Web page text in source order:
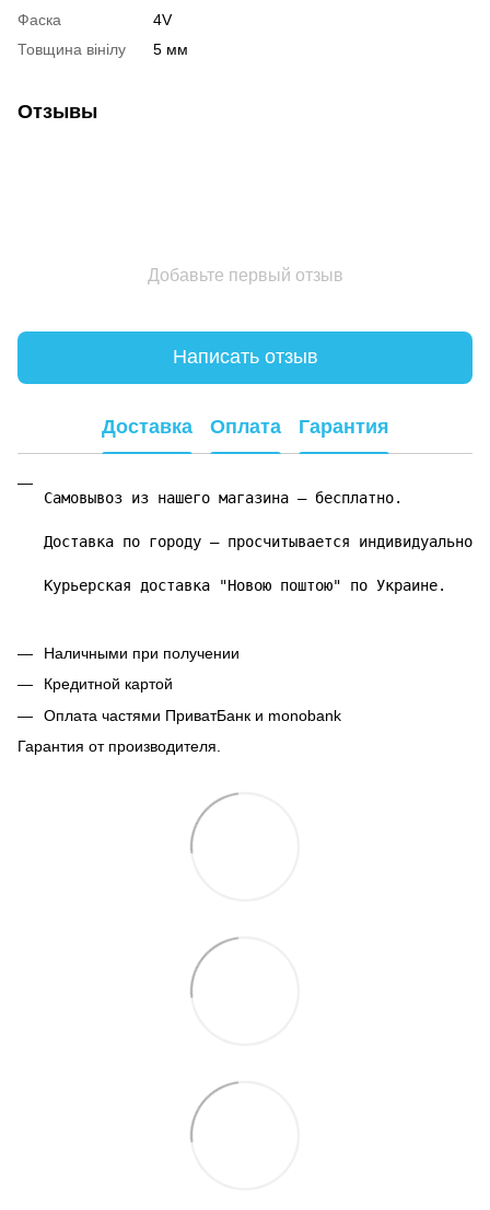
Фаска
4V
Товщина вінілу
5 мм
Отзывы
Добавьте первый отзыв
Написать отзыв
Доставка Оплата Гарантия
Самовывоз из нашего магазина – бесплатно.
Доставка по городу – просчитывается индивидуально.
Курьерская доставка "Новою поштою" по Украине.
Наличными при получении
Кредитной картой
Оплата частями ПриватБанк и monobank
Гарантия от производителя.